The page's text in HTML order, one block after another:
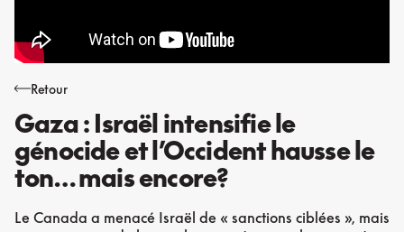
Retour
Gaza : Israël intensifie le
génocide et l’Occident hausse le
ton… mais encore?
Le Canada a menacé Israël de « sanctions ciblées », mais